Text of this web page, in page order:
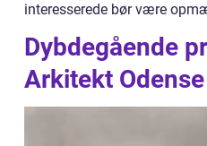
interesserede bør være
Dybdegående
Arkitekt Odense